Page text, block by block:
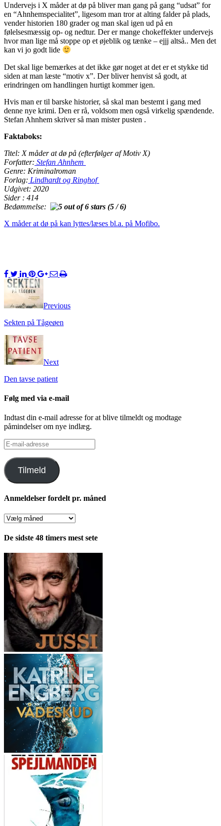
Undervejs i X måder at dø på bliver man gang på gang “udsat” for
en “Ahnhemspecialitet”, ligesom man tror at alting falder på plads,
vender historien 180 grader og man skal igen ud på en
følelsesmæssig op- og nedtur. Der er mange chokeffekter undervejs
hvor man lige må stoppe op et øjeblik og tænke – ejjj altså.. Men det
kan vi jo godt lide
Det skal lige bemærkes at det ikke gør noget at det er et stykke tid
siden at man læste “motiv x”. Der bliver henvist så godt, at
erindringen om handlingen hurtigt kommer igen.
Hvis man er til barske historier, så skal man bestemt i gang med
denne nye krimi. Den er rå, voldsom men også virkelig spændende.
Stefan Ahnhem skriver så man mister pusten .
Faktaboks:
Titel: X måder at dø på (efterfølger af Motiv X)
Forfatter: Stefan Ahnhem
Genre: Kriminalroman
Forlag: Lindhardt og Ringhof
Udgivet: 2020
Sider : 414
Bedømmelse:
(5 / 6)
X måder at dø på kan lyttes/læses bl.a. på Mofibo.
Previous
Sekten på Tågeøen
Next
Den tavse patient
Følg med via e-mail
Indtast din e-mail adresse for at blive tilmeldt og modtage
påmindelser om nye indlæg.
E-
mail-
adresse
Tilmeld
Anmeldelser fordelt pr. måned
Anmeldelser
pr.
De sidste 48 timers mest sete